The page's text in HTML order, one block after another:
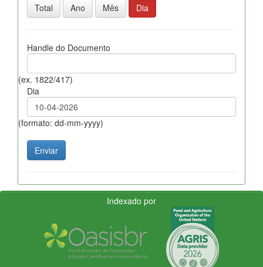
Total
Ano Mês Dia
Handle do Documento
(ex. 1822/417)
Dia
(formato: dd-mm-yyyy)
Indexado por